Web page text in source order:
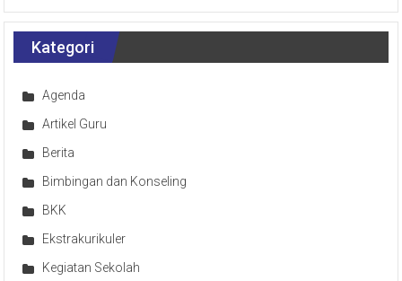
Kategori
Agenda
Artikel Guru
Berita
Bimbingan dan Konseling
BKK
Ekstrakurikuler
Kegiatan Sekolah